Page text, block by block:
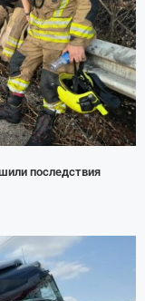
последствия